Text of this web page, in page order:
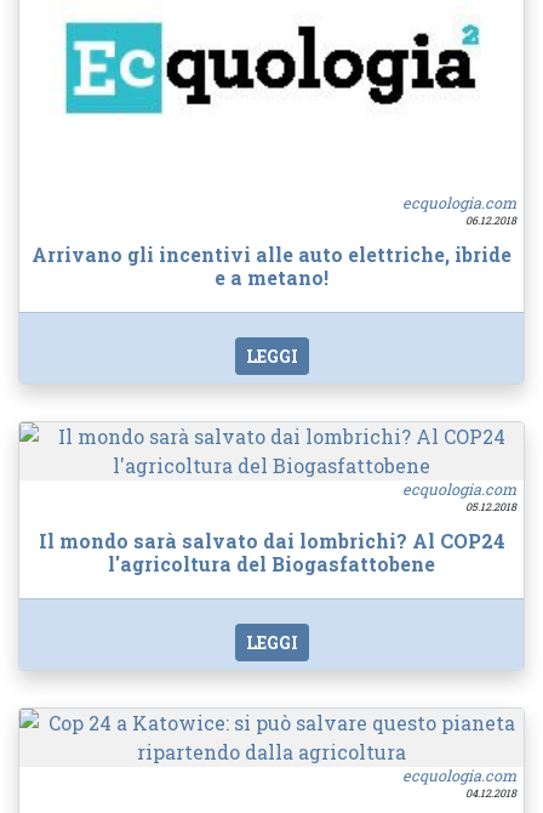
ecquologia.com
06.12.2018
Arrivano gli incentivi alle auto elettriche, ibride
e a metano!
LEGGI
ecquologia.com
05.12.2018
Il mondo sarà salvato dai lombrichi? Al COP24
l'agricoltura del Biogasfattobene
LEGGI
ecquologia.com
04.12.2018